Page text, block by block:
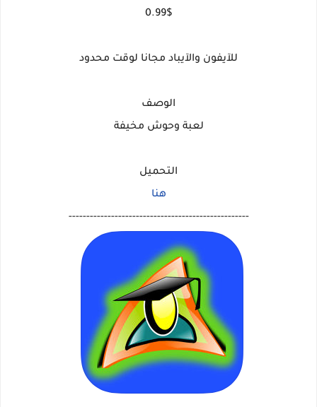
0.99$
للآيفون والآيباد مجانا لوقت محدود
الوصف
لعبة وحوش مخيفة
التحميل
هنا
---------------------------------------------------